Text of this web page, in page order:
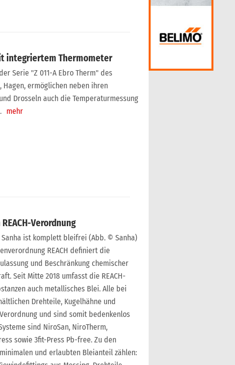
integriertem Thermometer
Serie "Z 011-A Ebro Therm" des
ermöglichen neben ihren
Drosseln auch die Temperaturmessung
mehr
Verordnung
Sanha ist komplett bleifrei (Abb. © Sanha)
REACH definiert die
und Beschränkung chemischer
Seit Mitte 2018 umfasst die REACH-
auch metallisches Blei. Alle bei
Drehteile, Kugelhähne und
und sind somit bedenkenlos
sind NiroSan, NiroTherm,
sowie 3fit-Press Pb-free. Zu den
und erlaubten Bleianteil zählen: